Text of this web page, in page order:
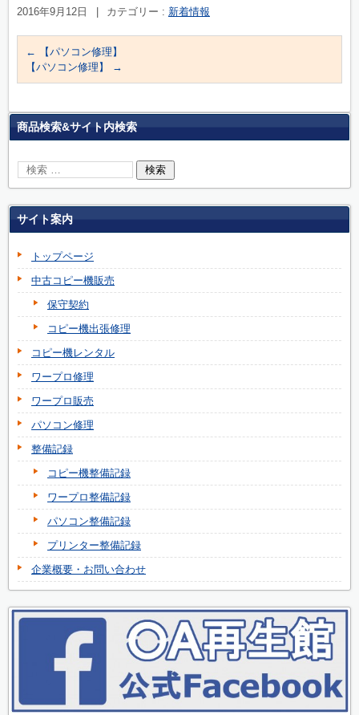
2016年9月12日 カテゴリー : 新着情報
←
【パソコン修理】
【パソコン修理】
→
商品検索&サイト内検索
サイト案内
トップページ
中古コピー機販売
保守契約
コピー機出張修理
コピー機レンタル
ワープロ修理
ワープロ販売
パソコン修理
整備記録
コピー機整備記録
ワープロ整備記録
パソコン整備記録
プリンター整備記録
企業概要・お問い合わせ